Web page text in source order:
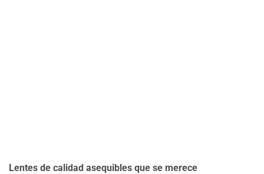
Lentes de calidad asequibles que se merece